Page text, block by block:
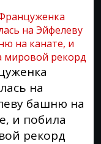
на
башню на
и побила
рекорд